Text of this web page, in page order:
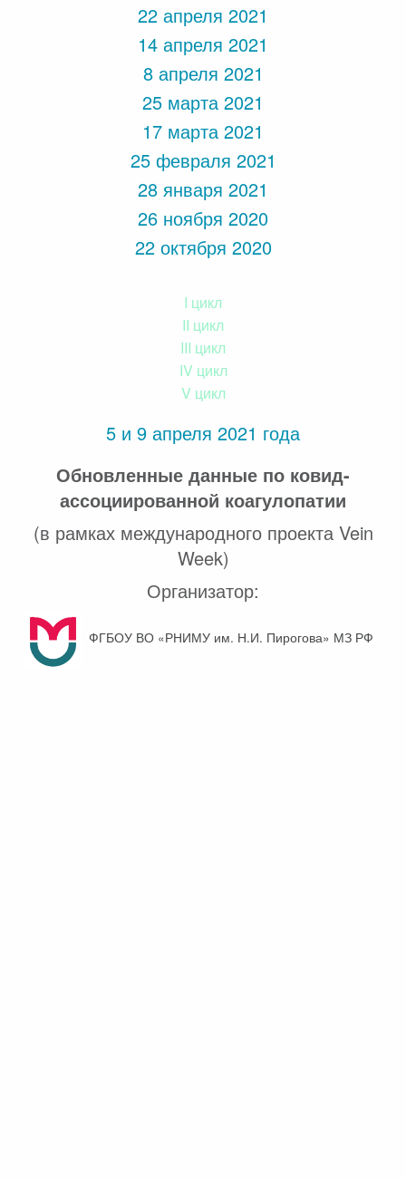
22 апреля 2021
14 апреля 2021
8 апреля 2021
25 марта 2021
17 марта 2021
25 февраля 2021
28 января 2021
26 ноября 2020
22 октября 2020
I цикл
II цикл
III цикл
IV цикл
V цикл
5 и 9 апреля 2021 года
Обновленные данные по ковид-
ассоциированной коагулопатии
(в рамках международного проекта Vein
Week)
Организатор:
ФГБОУ ВО «РНИМУ им. Н.И. Пирогова» МЗ РФ